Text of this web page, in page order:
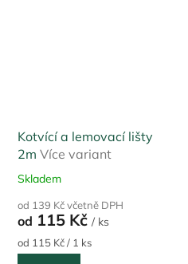
Kotvící a lemovací lišty
2m Více variant
Skladem
od 139 Kč včetně DPH
od 115 Kč / ks
Měrná
cena:
od 115 Kč / 1 ks